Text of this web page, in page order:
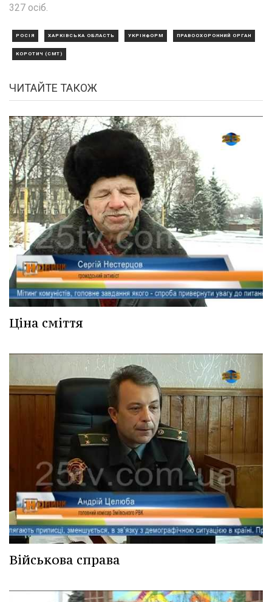
327 осіб.
РОСІЯ ХАРКІВСЬКА ОБЛАСТЬ УКРІНФОРМ ПРАВООХОРОННИЙ ОРГАН
КОРОТИЧ (СМТ)
ЧИТАЙТЕ ТАКОЖ
Ціна сміття
Військова справа